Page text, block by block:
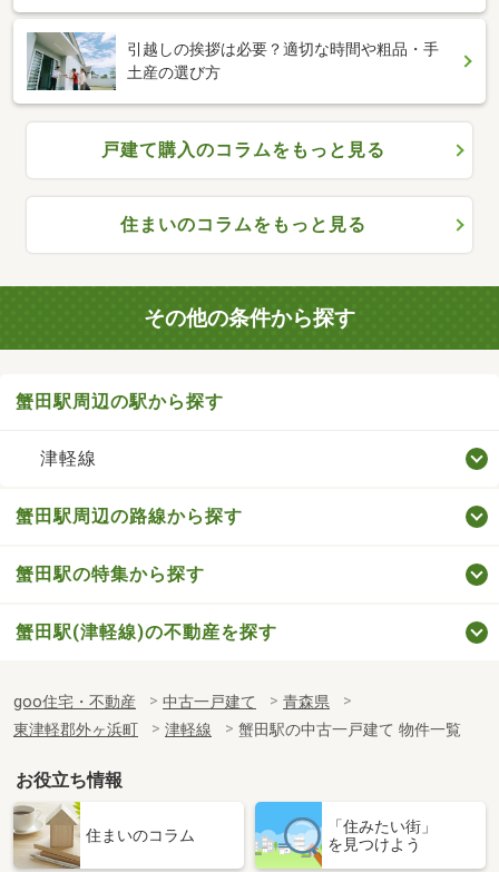
引越しの挨拶は必要？適切な時間や粗品・手
土産の選び方
戸建て購入のコラムをもっと見る
住まいのコラムをもっと見る
その他の条件から探す
蟹田駅周辺の駅から探す
津軽線
蟹田駅周辺の路線から探す
蟹田駅の特集から探す
蟹田駅(津軽線)の不動産を探す
goo住宅・不動産 中古一戸建て
青森県
東津軽郡外ヶ浜町
津軽線 蟹田駅の中古一戸建て 物件一覧
お役立ち情報
住まいのコラム
「住みたい街」
を見つけよう